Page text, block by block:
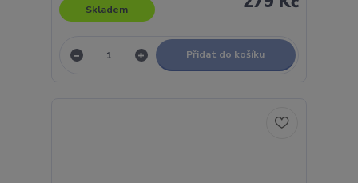
Skladem
Přidat do košíku